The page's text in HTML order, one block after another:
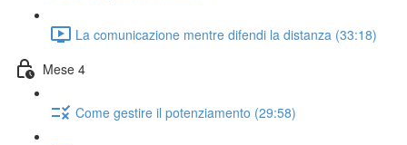
La comunicazione mentre difendi la distanza (33:18)
Mese 4
Come gestire il potenziamento (29:58)